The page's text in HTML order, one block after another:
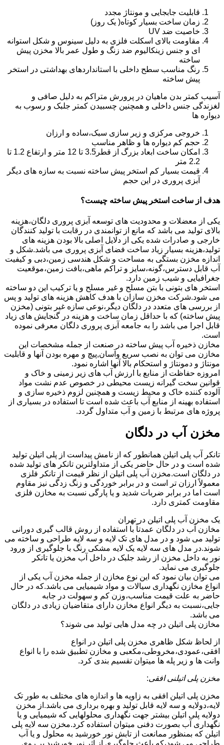
قابلیت جابجایی و مونتاژ مجدد
زمان ساخت بسیار کوتاه( یک روز)
خاصیت ضد UV
مقاومت بالای اسکلت فلزی به دلیل سینوس و شکل استوانه
ای و جنس زینکالیوم ضد زنگ و طول عمر بالا مخزن پیش
ساخته
رنگ مناسب سطح داخلی با استانداردهای بهداشتی در استخر
پیش ساخته
آسیب کمتر بدن ماهیان در پرورش متراکم به دلیل صافی و
لغزندگی جنس داخلی و همچنین چسبیدن کمتر جلبک و رسوب به
دیواره ها
خروجی مرکزی و زیر سازی سبک،ساده و ارزان
حجم کم دیواره ها و ظاهر مناسب
امکان ساخت ابعاد بزرگ از قطر3.5 تا 12 متر و ارتفاع 1.2 تا
2.2 متر
قیمت بسیار کم استخر پیش ساخته نسبت به سازه های دیگر
آبزی پروری در این حجم
هدف از ساخت استخر پیش ساخته چیست؟
یکی از معضلات و محدودیت های توسعه آبزی پروری دلگان،هزینه
بالای تولید می باشد که مانع از توانمندی در رقابت با تولید کنندگان
خارجی و صادرات شده یکی از دلایل اصلی بالا بودن هزینه های
تولید،هزینه بسیار زیاد ساخت فضای آبزی پروری می باشد.شکل و
اندازه مخزن بستگی به مساحت و شکل هندسی زمین،دبی و کیفیت
آب قابل دسترس،گونه،سایز و تراکم ماهی،بافت زمین،موقعیت
جغرافیایی و شیب زمین دارد.
استخر های بتونی با بتن مسلح و غیر مسلح و یا ترکیب این دو ساخته
می شود.شرکت مخزن سازان با هدف کاهش هزینه های تولید و پس
از بررسی های متعدد در دلگان دیگر،نوعی سازه غیر بتونی (مخزن
پیش ساخته) که با حداقل زمان ساخت و هزینه در گنجایش های زیاد
قابل اجرا می باشد را به جامعه آبزی پروری دلگان معرفی نموده
است.
مخازن ذخیره آب پیش ساخته در صنعت از جمله مشخصات این
مخازن می توان به نصب سریع وآسان,پیچ و مهره بودن آنها و قابلیت
مونتاژ و دمونتاژ و استحکام بالا آنها اشاره نمود.
امروزه حفاظت از منابع با ارزش آب های زیر زمینی و خاک و
قوانین سخت گیرانه زیست محیطی در خصوص عدم نشت مواد
آلوده کننده خاک و محیط زیست و همچنین لزوم ذخیره سازی و
استفاده بهینه از منابع آب باعث شده است تا استفاده در بسیاری از
پروژه های مرتبط با زمین و آب متداول گردد.
مخزن آب در دلگان
تانکر آب پلی اتیلن همانطور که از نامش پیداست از پلی اتیلن تولید
شده است و در حال حاضر یکی از متداولترین تانکر های تولید شده
در دلگان است.مخزن آب پلی اتیلن از نظر قیمت از تانکر فلزی
معمولاً ارزان تر است و در برابر خوردگی و زنگ زدگی نیز مقاوم
است اما در برابر ضربات شدید و یا پارگی نسبت به مخازن فلزی
مقاومت کمتری دارد.
یک مخزن آب پلی اتیلن در تهران
مخازن آب در دلگان عمدتاً با استفاده از روش قالب گیری دورانی
تولید می شود و در مدل های تک لایه و سه لایه طراحی و ساخته می
شوند.در مدل های سه لایه یک لایه مشکی رنگ با جلوگیری از ورود
نور به داخل مخزن از رشد جلبک در داخل آب مخزن یا تانکر
جلوگیری می نماید.
می توان بیان نمود که این نوع مخازن از جمله مخزن آب یکی از
انواع مخازن نگهداری سیالات و مواد شیمیایی می باشد.که در حال
حاضر به علت قیمت مناسب،وزن کم و سهولت در جابه
جایی،نسبت به دیگر انواع مخازن دارای متقاضیان زیادی در دلگان
می باشد.
مخازن پلی اتیلن در چه مدل هایی تولید می شوند؟
از لحاظ شکل ظاهری مخزن پلی اتیلن در انواع
افقی،عمودی،مخروطی،مکعبی و مخازن تطبیق شده را با انواع
وانت ها و زیر پله ها میتوان تقسیم بندی کرد.
مخزن پلی اتیلنی افقی:
مخزن پلی اتیلن افقی به زاویه ها و اندازه های مختلف به طور تک
لایه،دولایه و سه لایه قابل تولید و بهره برداری می باشد.از مخزن
دولایه پلی اتیلن بیشتر جهت نگهداری محلولهایی که شیمیایی و یا
نگهداری آب بصورت دفنی میتوان استفاده کرد.مخزن سه لایه پلی
اتیلن که بمنظور ممانعت از تابش نور خورشید به محلول و یا آب
طراحی می شود،که باعث جلوگیری از اثر نور خورشید بر روی